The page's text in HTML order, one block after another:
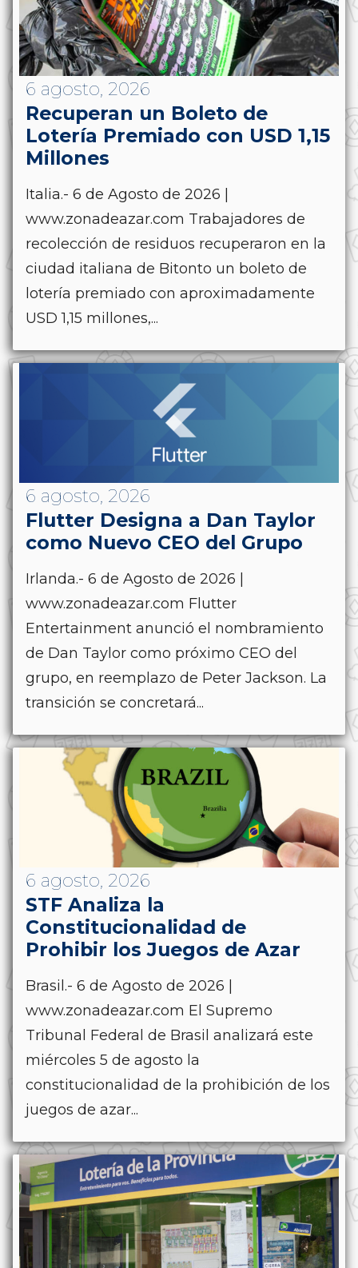
6 agosto, 2026
Recuperan un Boleto de
Lotería Premiado con USD 1,15
Millones
Italia.- 6 de Agosto de 2026 |
www.zonadeazar.com Trabajadores de
recolección de residuos recuperaron en la
ciudad italiana de Bitonto un boleto de
lotería premiado con aproximadamente
USD 1,15 millones,...
6 agosto, 2026
Flutter Designa a Dan Taylor
como Nuevo CEO del Grupo
Irlanda.- 6 de Agosto de 2026 |
www.zonadeazar.com Flutter
Entertainment anunció el nombramiento
de Dan Taylor como próximo CEO del
grupo, en reemplazo de Peter Jackson. La
transición se concretará...
6 agosto, 2026
STF Analiza la
Constitucionalidad de
Prohibir los Juegos de Azar
Brasil.- 6 de Agosto de 2026 |
www.zonadeazar.com El Supremo
Tribunal Federal de Brasil analizará este
miércoles 5 de agosto la
constitucionalidad de la prohibición de los
juegos de azar...